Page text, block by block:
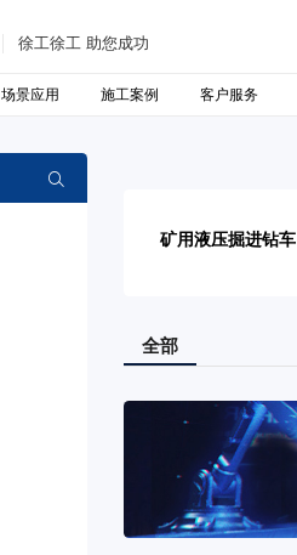
徐工徐工 助您成功
场景应用 施工案例 客户服务

矿用液压掘进钻车
全部